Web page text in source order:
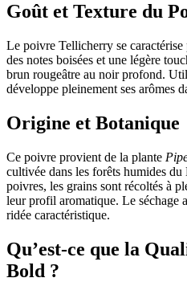
Goût et Texture du
Le poivre Tellicherry se
des notes boisées et une légère
brun rougeâtre au noir profond.
développe pleinement ses arômes
Origine et Botanique
Ce poivre provient de la plante
cultivée dans les forêts humides
poivres, les grains sont récoltés à
leur profil aromatique. Le séchage
ridée caractéristique.
Qu’est-ce que la
Bold ?